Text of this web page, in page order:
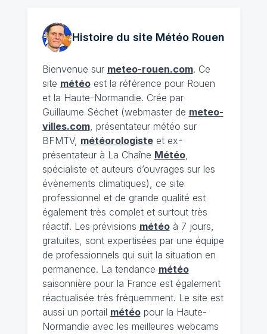
Histoire du site Météo Rouen
Bienvenue sur meteo-rouen.com. Ce
site météoest la référence pour Rouen
et la Haute-Normandie. Crée par
Guillaume Séchet (webmaster de meteo-
villes.com, présentateur météo sur
BFMTV, météorologisteet ex-
présentateur à La Chaîne Météo,
spécialiste et auteurs d’ouvrages sur les
évènements climatiques), ce site
professionnel et de grande qualité est
également très complet et surtout très
réactif. Les prévisions météoà 7 jours,
gratuites, sont expertisées par une équipe
de professionnels qui suit la situation en
permanence. La tendance météo
saisonnière pour la France est également
réactualisée très fréquemment. Le site est
aussi un portail météopour la Haute-
Normandie avec les meilleures webcams